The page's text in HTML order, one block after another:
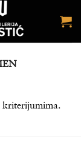
kriterijumima.